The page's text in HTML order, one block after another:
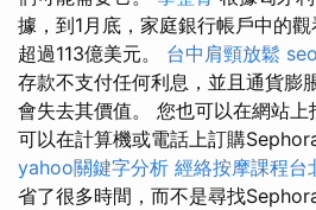
據，到1月底，家庭銀行帳戶中的
超過113億美元。 台中肩頸放鬆
存款不支付任何利息，並且通貨膨
會失去其價值。 您也可以在網站
可以在計算機或電話上訂購
yahoo關鍵字分析 經絡按摩課程台
省了很多時間，而不是尋找